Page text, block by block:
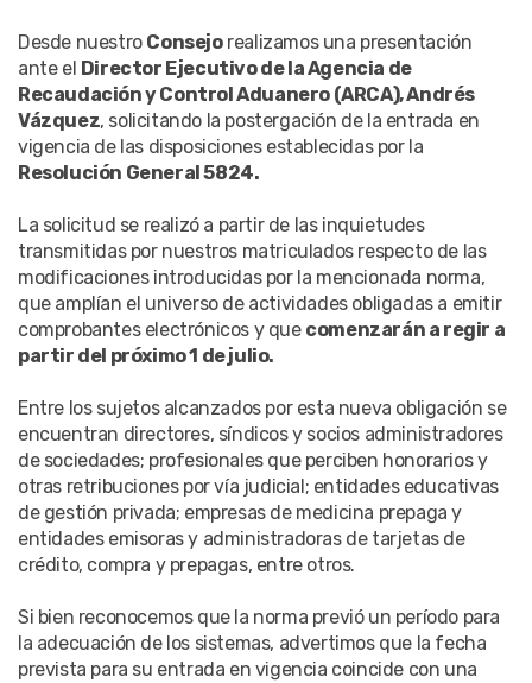
Desde nuestro Consejorealizamos una presentación
ante el Director Ejecutivo de la Agencia de
Recaudación y Control Aduanero (ARCA), Andrés
Vázquez, solicitando la postergación de la entrada en
vigencia de las disposiciones establecidas por la
Resolución General 5824.
La solicitud se realizó a partir de las inquietudes
transmitidas por nuestros matriculados respecto de las
modificaciones introducidas por la mencionada norma,
que amplían el universo de actividades obligadas a emitir
comprobantes electrónicos y que comenzarán a regir a
partir del próximo 1 de julio.
Entre los sujetos alcanzados por esta nueva obligación se
encuentran directores, síndicos y socios administradores
de sociedades; profesionales que perciben honorarios y
otras retribuciones por vía judicial; entidades educativas
de gestión privada; empresas de medicina prepaga y
entidades emisoras y administradoras de tarjetas de
crédito, compra y prepagas, entre otros.
Si bien reconocemos que la norma previó un período para
la adecuación de los sistemas, advertimos que la fecha
prevista para su entrada en vigencia coincide con una